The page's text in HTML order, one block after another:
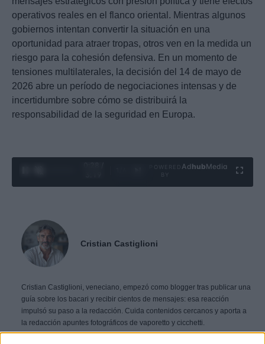
operativos reales en el flanco oriental. Mientras algunos
gobiernos intentan convertir la situación en una
oportunidad para atraer tropas, otros ven en la medida un
riesgo para la cohesión defensiva. En un momento de
tensiones multilaterales, la decisión del 14 de mayo de
2026 abre un período de negociaciones intensas y de
incertidumbre sobre cómo se distribuirá la
responsabilidad de la seguridad en Europa.
Ad hubMedia
Cristian Castiglioni
Cristian Castiglioni, veneciano, empezó como blogger tras publicar una
guía sobre los bacari y recibir cientos de mensajes: esa reacción
impulsó su paso a la redacción. Cuida contenidos cercanos y aporta a
la redacción apuntes fotográficos de vaporetto y cicchetti.